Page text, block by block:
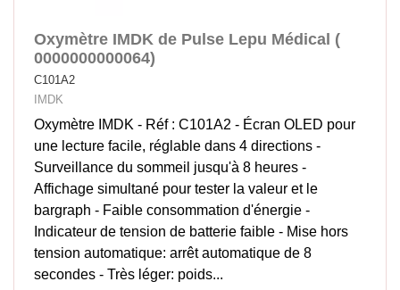
Oxymètre IMDK de Pulse Lepu Médical (
0000000000064)
C101A2
IMDK
Oxymètre IMDK - Réf : C101A2 - Écran OLED pour
une lecture facile, réglable dans 4 directions -
Surveillance du sommeil jusqu'à 8 heures -
Affichage simultané pour tester la valeur et le
bargraph - Faible consommation d'énergie -
Indicateur de tension de batterie faible - Mise hors
tension automatique: arrêt automatique de 8
secondes - Très léger: poids...